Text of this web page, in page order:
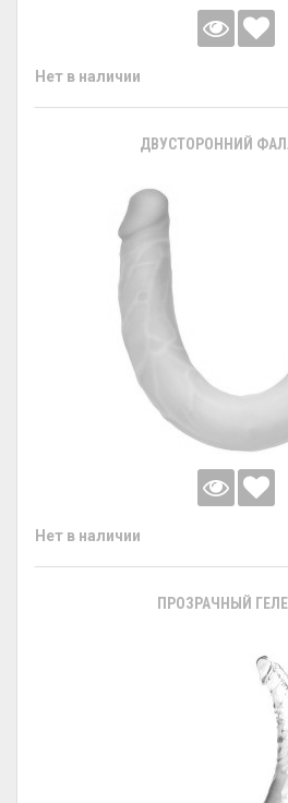
Нет в наличии
ДВУСТОРОННИЙ
Нет в наличии
ПРОЗРАЧНЫЙ